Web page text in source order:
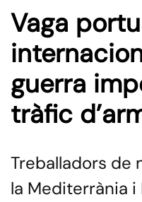
Vaga
guerra
tràfic
Treballadors de
la Mediterrània i